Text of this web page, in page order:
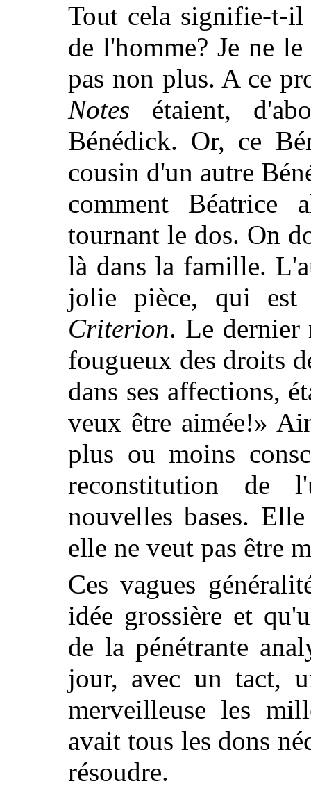
Tout cela signifie-t-il
de l'homme? Je ne
pas non plus. A ce
Notes étaient,
Bénédick. Or, ce
cousin d'un autre
comment
tournant le dos. On
là dans la famille.
jolie pièce, qui est
Criterion. Le dernier
fougueux des droits
dans ses affections,
veux être aimée!»
plus ou moins
reconstitution de
nouvelles bases.
elle ne veut pas être
Ces vagues
idée grossière et
de la pénétrante
jour, avec un tact,
merveilleuse les
avait tous les dons
résoudre.